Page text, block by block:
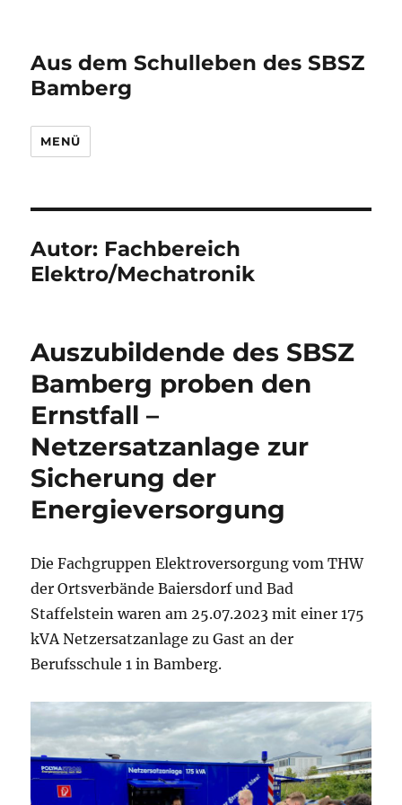
Aus dem Schulleben des SBSZ
Bamberg
MENÜ
Autor: Fachbereich
Elektro/Mechatronik
Auszubildende des SBSZ
Bamberg proben den
Ernstfall –
Netzersatzanlage zur
Sicherung der
Energieversorgung
Die Fachgruppen Elektroversorgung vom THW
der Ortsverbände Baiersdorf und Bad
Staffelstein waren am 25.07.2023 mit einer 175
kVA Netzersatzanlage zu Gast an der
Berufsschule 1 in Bamberg.